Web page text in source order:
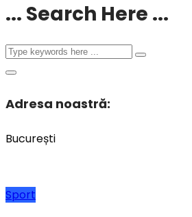
... Search Here ...
Adresa noastră:
București
Sport